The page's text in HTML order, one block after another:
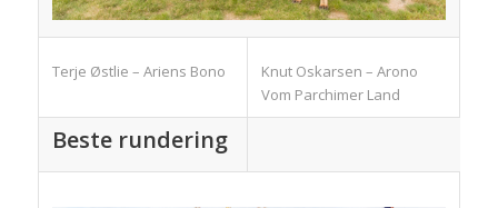
Terje Østlie – Ariens Bono
Knut Oskarsen – Arono
Vom Parchimer Land
Beste rundering